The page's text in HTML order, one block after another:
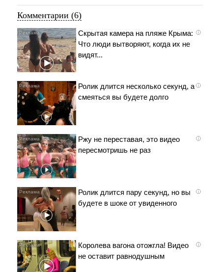
Комментарии (6)
i
Скрытая камера на пляже Крыма:
Что люди вытворяют, когда их не
видят...
i
Ролик длится несколько секунд, а
смеяться вы будете долго
i
Ржу не переставая, это видео
пересмотришь не раз
i
Ролик длится пару секунд, но вы
будете в шоке от увиденного
i
Королева вагона отожгла! Видео
не оставит равнодушным